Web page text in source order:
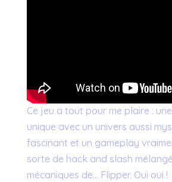
Ce jeu a tout pour me plaire :
unique avec un univers aussi
fascinant et un gameplay
sorte de hack and slash
mécaniques de… Flipper. Oui oui !